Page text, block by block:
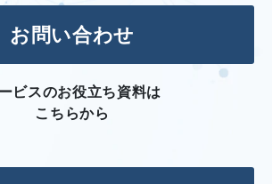
お問い合わせ
ビスのお役立ち資料は
こちらから